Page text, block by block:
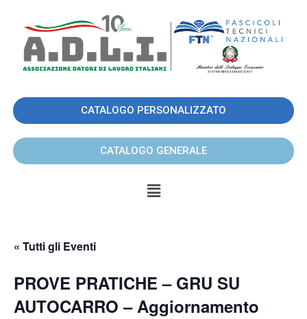
CATALOGO PERSONALIZZATO
CATALOGO GENERALE
« Tutti gli Eventi
PROVE PRATICHE – GRU SU
AUTOCARRO – Aggiornamento